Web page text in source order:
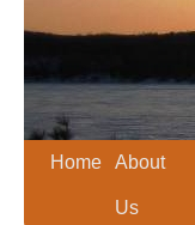
Home About
Us